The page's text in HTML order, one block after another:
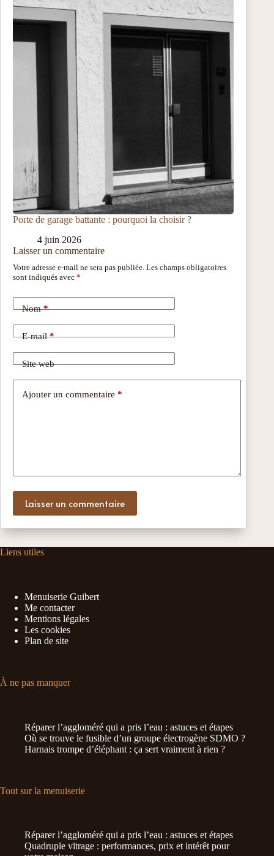
Porte de garage battante : pourquoi la choisir ?
4 juin 2026
Laisser un commentaire
Votre adresse e-mail ne sera pas publiée. Les champs obligatoires
sont indiqués avec *
Nom*
E-mail*
Site web
Ajouter un commentaire *
Laisser un commentaire
Liens utiles
Menuiserie Guibert
Me contacter
Mentions légales
Les cookies
Plan de site
À ne pas manquer
Réparer l’aggloméré qui a pris l’eau : astuces et étapes
Où se trouve le fusible d’un groupe électrogène SDMO ?
Harnais trompe d’éléphant : ça sert vraiment à rien ?
Tout sur la menuiserie
Réparer l’aggloméré qui a pris l’eau : astuces et étapes
Quadruple vitrage : performances, prix et intérêt pour